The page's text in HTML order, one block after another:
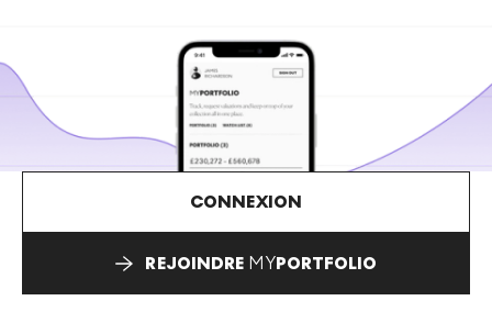
CONNEXION
REJOINDRE MYPORTFOLIO